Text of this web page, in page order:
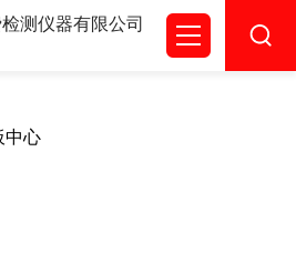
板免费网站IOS,成人TIKTOK下